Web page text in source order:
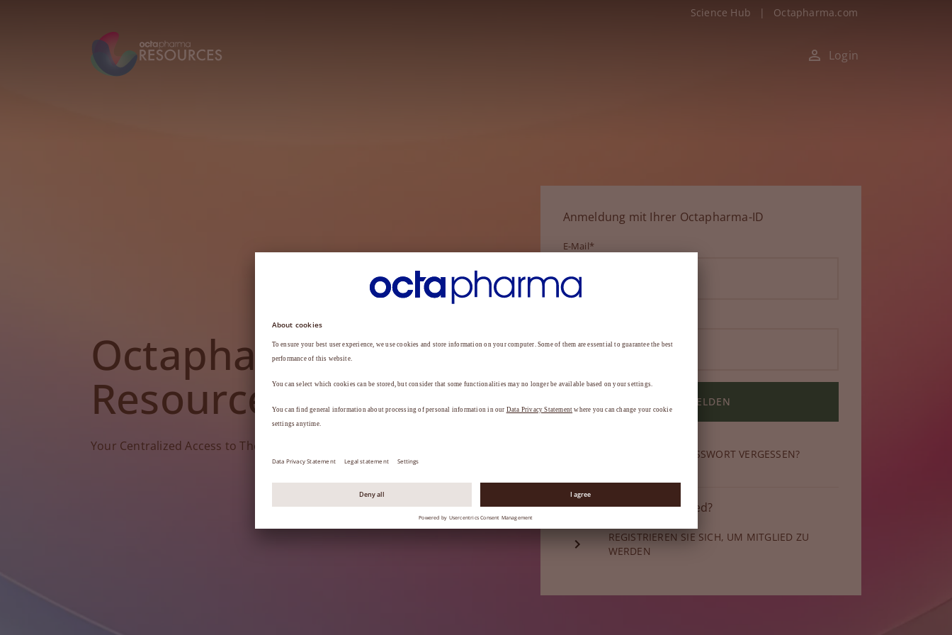
Science Hub | Octapharma.com
Login
Octapharma
Resources
Your Centralized Access to Therapy Tools.
Anmeldung mit Ihrer Octapharma-ID
E-Mail*
ANMELDEN
HABEN SIE IHR PASSWORT VERGESSEN?
Sie sind noch kein Mitglied?
REGISTRIEREN SIE SICH, UM MITGLIED ZU
WERDEN